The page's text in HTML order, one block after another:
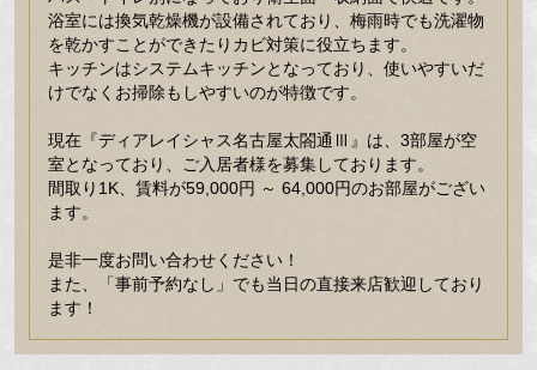
浴室には換気乾燥機が設備されており、梅雨時でも洗濯物
を乾かすことができたりカビ対策に役立ちます。
キッチンはシステムキッチンとなっており、使いやすいだ
けでなくお掃除もしやすいのが特徴です。
現在『ディアレイシャス名古屋太閤通Ⅲ』は、3部屋が空
室となっており、ご入居者様を募集しております。
間取り1K、賃料が59,000円 ～ 64,000円のお部屋がござい
ます。
是非一度お問い合わせください！
また、「事前予約なし」でも当日の直接来店歓迎しており
ます！